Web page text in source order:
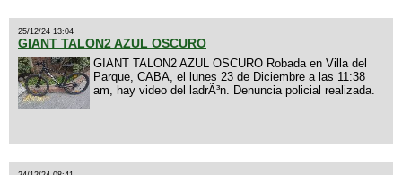
25/12/24 13:04
GIANT TALON2 AZUL OSCURO
GIANT TALON2 AZUL OSCURO Robada en Villa del
Parque, CABA, el lunes 23 de Diciembre a las 11:38
am, hay video del ladrÃ³n. Denuncia policial realizada.